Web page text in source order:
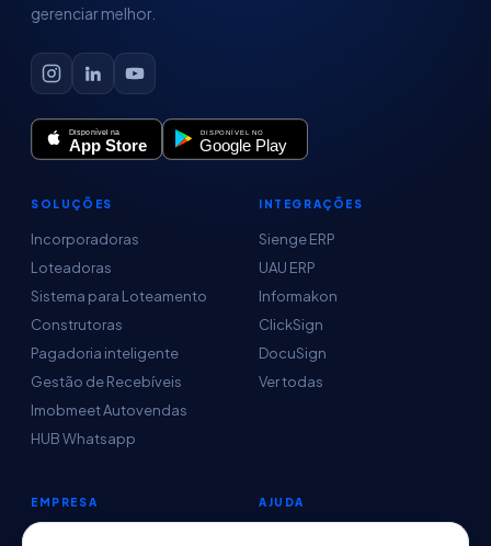
gerenciar melhor.
SOLUÇÕES
Incorporadoras
Loteadoras
Sistema para Loteamento
Construtoras
Pagadoria inteligente
Gestão de Recebíveis
Imobmeet Autovendas
HUB Whatsapp
INTEGRAÇÕES
Sienge ERP
UAU ERP
Informakon
ClickSign
DocuSign
Ver todas
EMPRESA AJUDA